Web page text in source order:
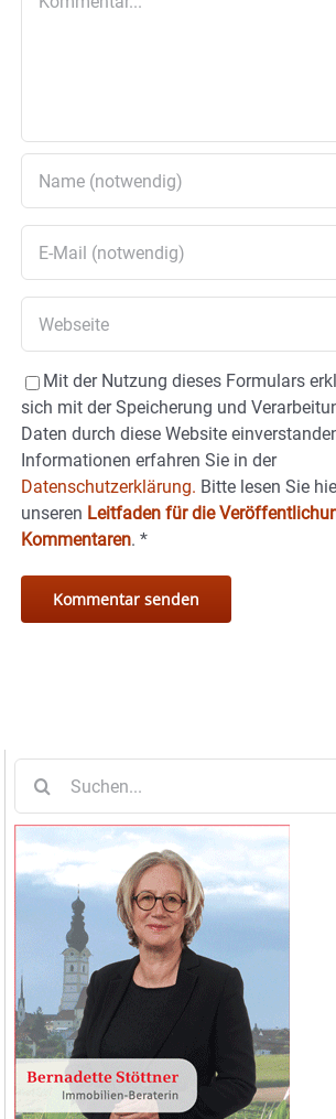
Mit der Nutzung dieses Formulars
sich mit der Speicherung und
Daten durch diese Website
Informationen erfahren Sie in der
Datenschutzerklärung. Bitte lesen Sie
unseren Leitfaden für die
Kommentaren. *
nach: